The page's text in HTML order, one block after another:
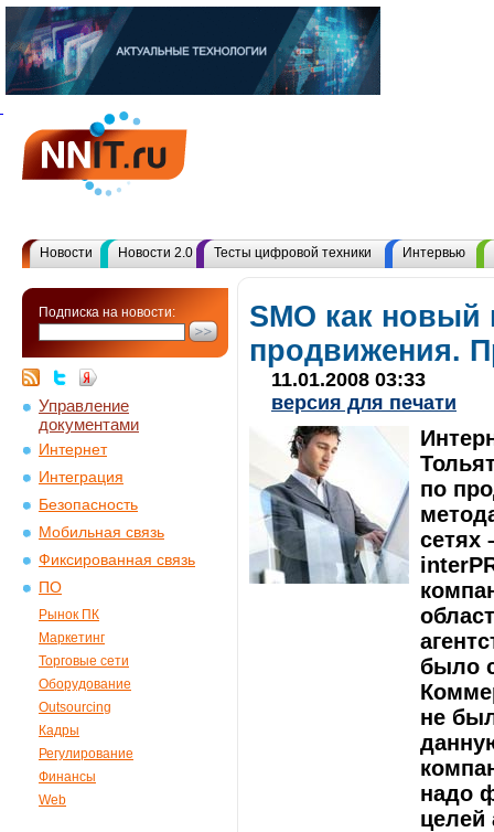
Новости Новости 2.0 Тесты цифровой техники Интервью
Подписка на новости:
Управление
документами
Интернет
Интеграция
Безопасность
Мобильная связь
Фиксированная связь
ПО
Рынок ПК
Маркетинг
Торговые сети
Оборудование
Outsourcing
Кадры
Регулирование
Финансы
Web
SMO как новый
продвижения.
11.01.2008 03:33
версия для печати
по
сетях
было
не
надо
целей